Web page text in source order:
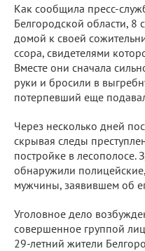
Как сообщила пресс-
Белгородской области,
домой к своей
ссора, свидетелями
Вместе они сначала
руки и бросили в
потерпевший еще
Через несколько дней
скрывая следы
постройке в лесополосе.
обнаружили
мужчины, заявившем об
Уголовное дело
совершенное группой
29-летний жители